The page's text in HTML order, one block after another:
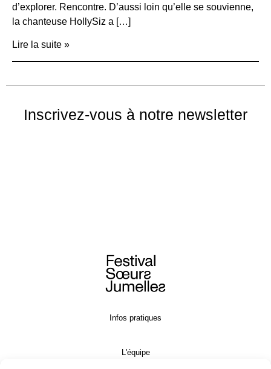
d’explorer. Rencontre. D’aussi loin qu’elle se souvienne,
la chanteuse HollySiz a […]
Lire la suite »
Inscrivez-vous à notre newsletter
Infos pratiques
L'équipe